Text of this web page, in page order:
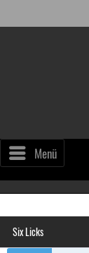
Menü
Six Licks